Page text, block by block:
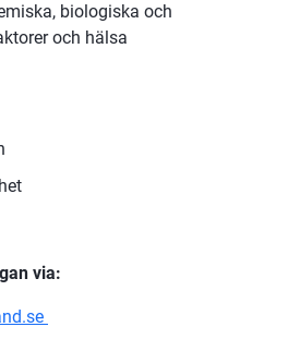
biologiska och
och hälsa
via: